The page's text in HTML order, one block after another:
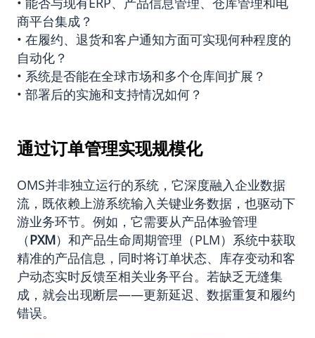
商平台集成？
• 在履约、退货和客户通知方面可实现何种程度的
自动化？
• 系统是否能在全球市场和多个仓库间扩展？
• 部署后的实施和支持情况如何？
通过订单管理实现规模化
OMS并非独立运行的系统，它深度融入企业数据
流，既依赖上游系统输入关键业务数据，也驱动下
游业务环节。例如，它需要从产品体验管理
（PXM）和产品生命周期管理（PLM）系统中获取
精准的产品信息，同时将订单状态、库存变动和客
户动态实时反馈至相关业务平台。若缺乏无缝集
成，就会出现断层——更新延迟、数据重复和履约
错误。